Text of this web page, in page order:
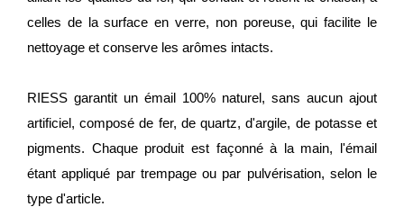
celles de la surface en verre, non poreuse, qui facilite le
nettoyage et conserve les arômes intacts.
RIESS garantit un émail 100% naturel, sans aucun ajout
artificiel, composé de fer, de quartz, d'argile, de potasse et
pigments. Chaque produit est façonné à la main, l'émail
étant appliqué par trempage ou par pulvérisation, selon le
type d'article.